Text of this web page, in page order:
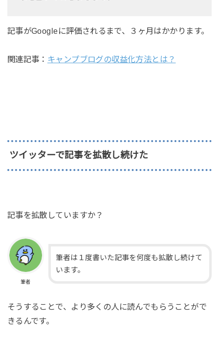
記事がGoogleに評価されるまで、３ヶ月はかかります。
関連記事： キャンプブログの収益化方法とは？
ツイッターで記事を拡散し続けた
記事を拡散していますか？
筆者
筆者は１度書いた記事を何度も拡散し続けて
います。
そうすることで、より多くの人に読んでもらうことがで
きるんです。